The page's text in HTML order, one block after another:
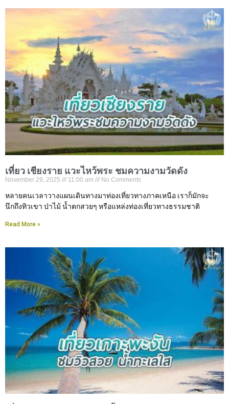
เที่ยว เชียงราย แวะไหว้พระ ชมความงามวัดดัง
November 29, 2025 11:00 am No Comments
หลายคนเวลาวางแผนเดินทางมาท่องเที่ยวทางภาคเหนือ เราก็มักจะ
นึกถึงทิวเขา ป่าไม้ น้ำตกสวยๆ หรือแหล่งท่องเที่ยวทางธรรมชาติ
Read More »